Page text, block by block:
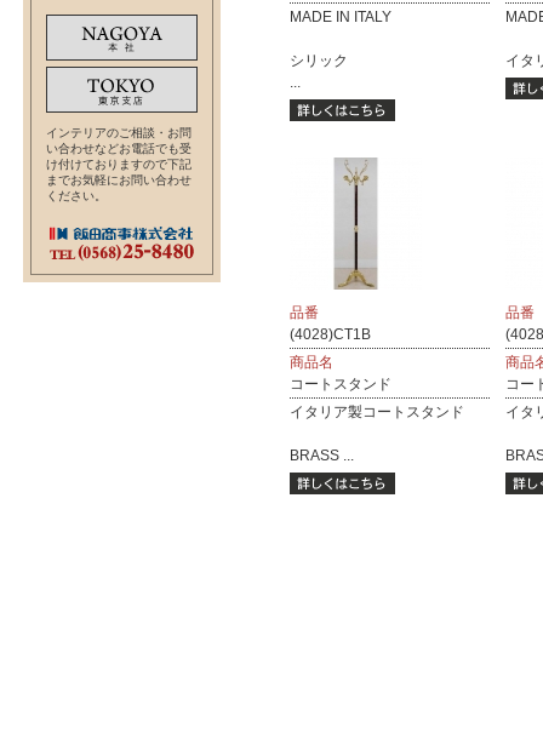
MADE IN ITALY
シリック
...
イタ
品番
(4028)CT1B
商品名
コートスタンド
イタリア製コートスタンド
BRASS ...
品番
商品
コー
イタ
インテリアのご相談・お問
い合わせなどお電話でも受
け付けておりますので下記
までお気軽にお問い合わせ
ください。